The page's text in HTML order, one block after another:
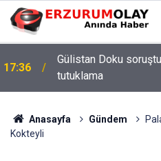
17:36
Gülistan Doku
tutuklama
Anasayfa Gündem
Kokteyli